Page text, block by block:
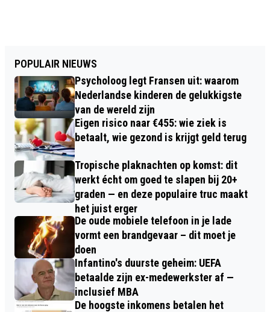
POPULAIR NIEUWS
Psycholoog legt Fransen uit: waarom
Nederlandse kinderen de gelukkigste
van de wereld zijn
Eigen risico naar €455: wie ziek is
betaalt, wie gezond is krijgt geld terug
Tropische plaknachten op komst: dit
werkt écht om goed te slapen bij 20+
graden — en deze populaire truc maakt
het juist erger
De oude mobiele telefoon in je lade
vormt een brandgevaar – dit moet je
doen
Infantino's duurste geheim: UEFA
betaalde zijn ex-medewerkster af —
inclusief MBA
De hoogste inkomens betalen het